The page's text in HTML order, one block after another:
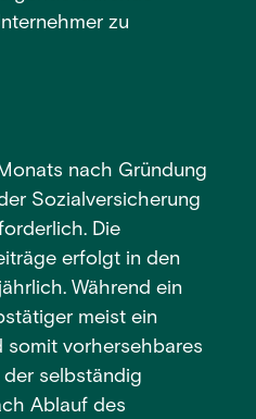
zu
nach Gründung
Sozialversicherung
Die
erfolgt in den
Während ein
meist ein
vorhersehbares
der selbständig
Ablauf des